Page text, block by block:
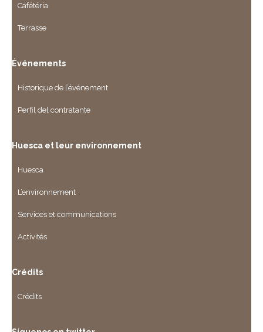
Cafétéria
Terrasse
Événements
Historique de l’événement
Perfil del contratante
Huesca et leur environnement
Huesca
L’environnement
Services et communications
Activités
Crédits
Crédits